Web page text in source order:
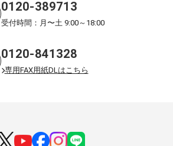
0120-389713
受付時間：月〜土 9:00～18:00
0120-841328
専用FAX用紙DLはこちら